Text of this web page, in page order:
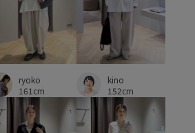
ryoko
161cm
kino
152cm